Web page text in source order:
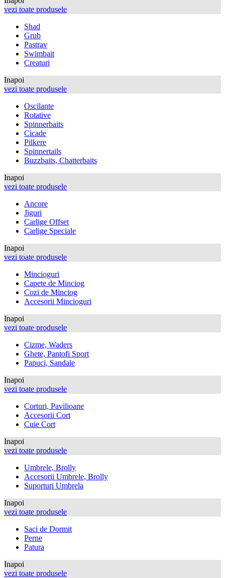
vezi toate produsele
Shad
Grub
Pastrav
Swimbait
Creaturi
Inapoi
vezi toate produsele
Oscilante
Rotative
Spinnerbaits
Cicade
Pilkere
Spinnertails
Buzzbaits, Chatterbaits
Inapoi
vezi toate produsele
Ancore
Jiguri
Carlige Offset
Carlige Speciale
Inapoi
vezi toate produsele
Mincioguri
Capete de Minciog
Cozi de Minciog
Accesorii Mincioguri
Inapoi
vezi toate produsele
Cizme, Waders
Ghete, Pantofi Sport
Papuci, Sandale
Inapoi
vezi toate produsele
Corturi, Pavilioane
Accesorii Cort
Cuie Cort
Inapoi
vezi toate produsele
Umbrele, Brolly
Accesorii Umbrele, Brolly
Suporturi Umbrela
Inapoi
vezi toate produsele
Saci de Dormit
Perne
Patura
Inapoi
vezi toate produsele